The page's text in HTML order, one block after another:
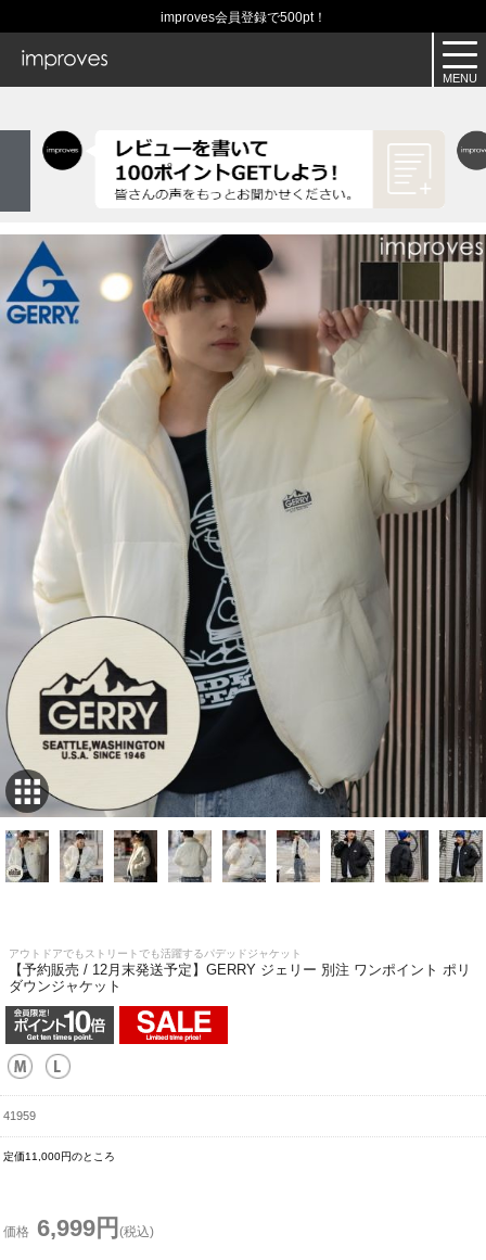
improves会員登録で500pt！
アウトドアでもストリートでも活躍するパデッドジャケット
【予約販売 / 12月末発送予定】GERRY ジェリー 別注 ワンポイント ポリ
ダウンジャケット
41959
定価11,000円のところ
価格 6,999円 (税込)